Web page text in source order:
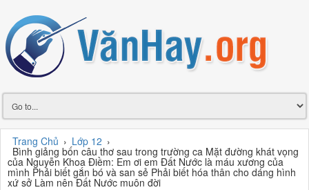
Trang Chủ › Lớp 12 ›
Bình giảng bốn câu thơ sau trong trường ca Mặt đường khát vọng
của Nguyễn Khoa Điềm: Em ơi em Đất Nước là máu xương của
mình Phải biết gắn bó và san sẻ Phải biết hóa thân cho dáng hình
xứ sở Làm nên Đất Nước muôn đời